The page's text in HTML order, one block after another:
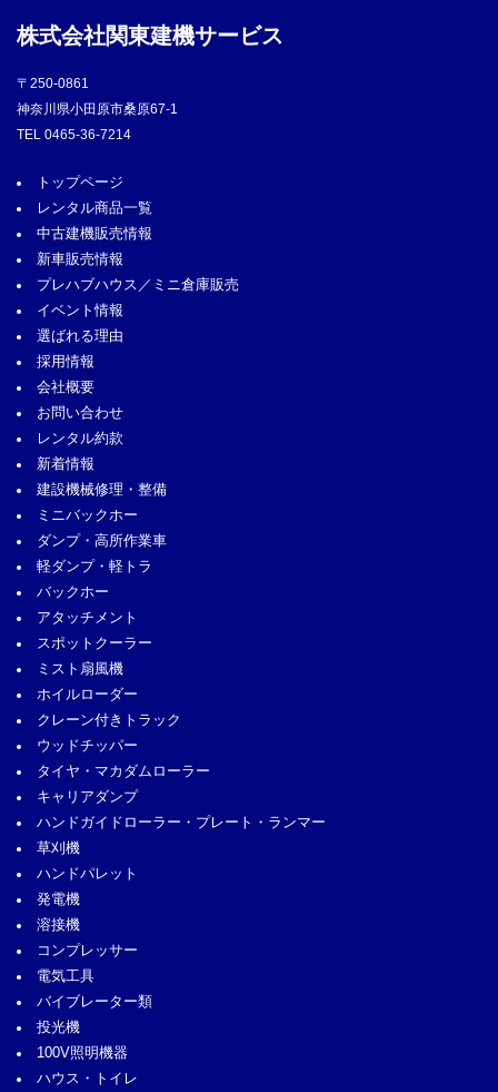
株式会社関東建機サービス
〒250-0861
神奈川県小田原市桑原67-1
TEL 0465-36-7214
トップページ
レンタル商品一覧
中古建機販売情報
新車販売情報
プレハブハウス／ミニ倉庫販売
イベント情報
選ばれる理由
採用情報
会社概要
お問い合わせ
レンタル約款
新着情報
建設機械修理・整備
ミニバックホー
ダンプ・高所作業車
軽ダンプ・軽トラ
バックホー
アタッチメント
スポットクーラー
ミスト扇風機
ホイルローダー
クレーン付きトラック
ウッドチッパー
タイヤ・マカダムローラー
キャリアダンプ
ハンドガイドローラー・プレート・ランマー
草刈機
ハンドパレット
発電機
溶接機
コンプレッサー
電気工具
バイブレーター類
投光機
100V照明機器
ハウス・トイレ